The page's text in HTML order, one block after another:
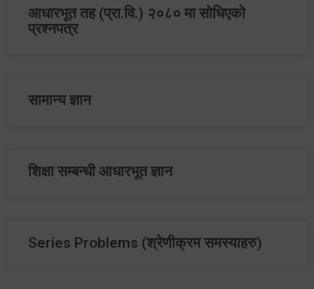
आधारभूत तह (प्रा.वि.) २०८० मा सोधिएको
प्रश्‍नपत्र
सामान्य ज्ञान
शिक्षा सम्बन्धी आधारभूत ज्ञान
Series Problems (श्रेणीक्रम समस्याहरु)